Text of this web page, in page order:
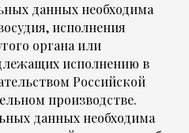
данных необходима
исполнения
органа или
исполнению в
Российской
производстве.
данных необходима